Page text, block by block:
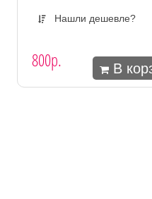
Нашли дешевле?
800р. В